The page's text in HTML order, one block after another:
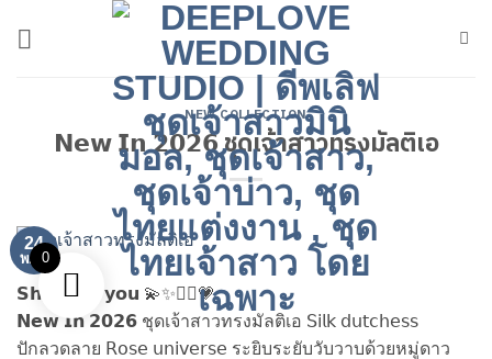
NEW COLLECTION
𝗡𝗲𝘄 𝗜𝗻 𝟮𝟬𝟮𝟲 ชุดเจ้าสาวทรงมัลติเอ
24
พ.ค.
𝗦𝗵𝗶𝗻𝗲 𝗼𝗻 𝘆𝗼𝘂 💫✨👰‍♀️💗
𝗡𝗲𝘄 𝗜𝗻 𝟮𝟬𝟮𝟲 ชุดเจ้าสาวทรงมัลติเอ 𝖲𝗂𝗅𝗄 𝖽𝗎𝗍𝖼𝗁𝖾𝗌𝗌
ปักลวดลาย 𝖱𝗈𝗌𝖾 𝗎𝗇𝗂𝗏𝖾𝗋𝗌𝖾 ระยิบระยับวับวาบด้วยหมู่ดาว
0